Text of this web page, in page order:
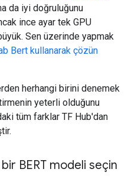
da iyi doğruluğunu
ince ayar tek GPU
Sen üzerinde yapmak
Bert kullanarak çözün
herhangi birini denemek
yeterli olduğunu
tüm farklar TF Hub'dan
BERT modeli seçin